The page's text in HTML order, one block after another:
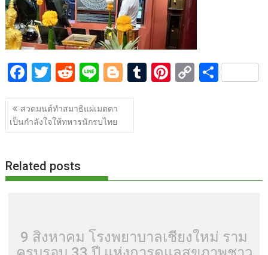
o
o
k
t er r st
k
F
ac
e
b
o
k
T
w
itt
er
R
e
d
di
Li
n
e
Bl
o
g
T Pi C
k
S
แนะแนว
เรื่อง
สวดมนต์ทำสมาธิแผ่เมตตา
เป็นกำลังใจให้ทหารนักรบไทย
Related posts
9 สิงหาคม โรงพยาบาลเชียงใหม่ ราม